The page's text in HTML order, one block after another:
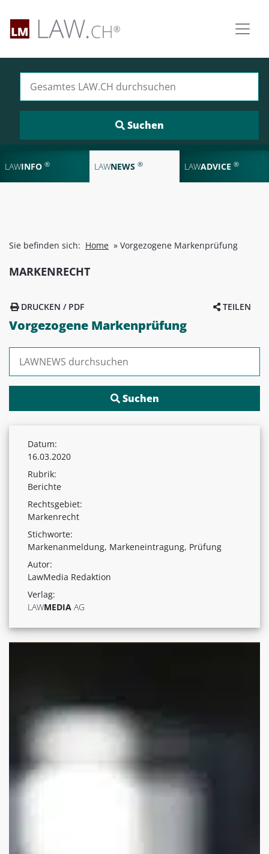
LAWINFO ® LAWNEWS ® LAWADVICE ®
Sie befinden sich: Home » Vorgezogene Markenprüfung
MARKENRECHT
TEILEN
DRUCKEN / PDF
Vorgezogene Markenprüfung
Datum:
16.03.2020
Rubrik:
Berichte
Rechtsgebiet:
Markenrecht
Stichworte:
Markenanmeldung, Markeneintragung, Prüfung
Autor:
LawMedia Redaktion
Verlag:
LAWMEDIA AG